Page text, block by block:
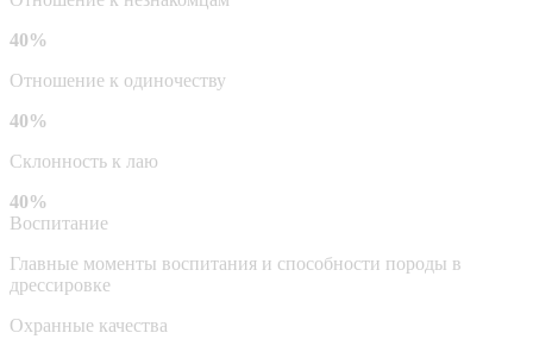
40%
Отношение к одиночеству
40%
Склонность к лаю
40%
Воспитание
Главные моменты воспитания и способности породы в
дрессировке
Охранные качества